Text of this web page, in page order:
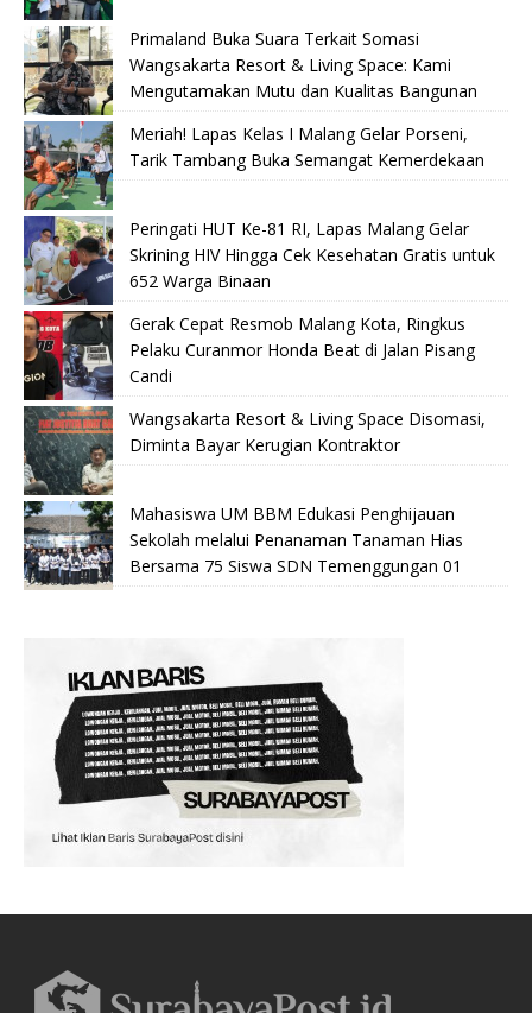
Primaland Buka Suara Terkait Somasi
Wangsakarta Resort & Living Space: Kami
Mengutamakan Mutu dan Kualitas Bangunan
Meriah! Lapas Kelas I Malang Gelar Porseni,
Tarik Tambang Buka Semangat Kemerdekaan
Peringati HUT Ke-81 RI, Lapas Malang Gelar
Skrining HIV Hingga Cek Kesehatan Gratis untuk
652 Warga Binaan
Gerak Cepat Resmob Malang Kota, Ringkus
Pelaku Curanmor Honda Beat di Jalan Pisang
Candi
Wangsakarta Resort & Living Space Disomasi,
Diminta Bayar Kerugian Kontraktor
Mahasiswa UM BBM Edukasi Penghijauan
Sekolah melalui Penanaman Tanaman Hias
Bersama 75 Siswa SDN Temenggungan 01